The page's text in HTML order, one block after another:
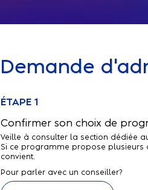
Demande
ÉTAPE 1
Confirmer son choix de
Veille à consulter la section dédiée
Si ce programme propose plusieurs
convient.
Pour parler avec un conseiller?